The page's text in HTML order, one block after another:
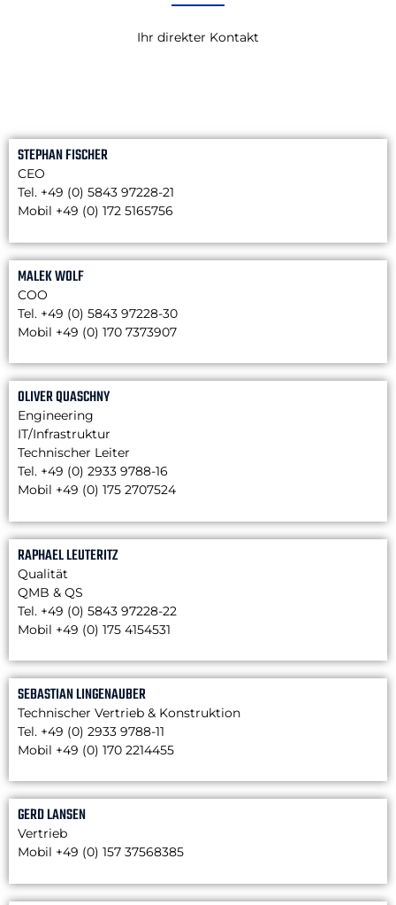
Ihr direkter Kontakt
STEPHAN FISCHER
CEO
Tel. +49 (0) 5843 97228-21
Mobil +49 (0) 172 5165756
MALEK WOLF
COO
Tel. +49 (0) 5843 97228-30
Mobil +49 (0) 170 7373907
OLIVER QUASCHNY
Engineering
IT/Infrastruktur
Technischer Leiter
Tel. +49 (0) 2933 9788-16
Mobil +49 (0) 175 2707524
RAPHAEL LEUTERITZ
Qualität
QMB & QS
Tel. +49 (0) 5843 97228-22
Mobil +49 (0) 175 4154531
SEBASTIAN LINGENAUBER
Technischer Vertrieb & Konstruktion
Tel. +49 (0) 2933 9788-11
Mobil +49 (0) 170 2214455
GERD LANSEN
Vertrieb
Mobil +49 (0) 157 37568385